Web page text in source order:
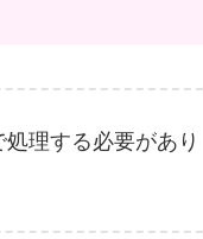
理する必要があり